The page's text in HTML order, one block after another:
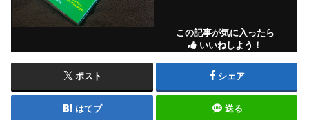
この記事が気に入ったら
いいねしよう！
ポスト シェア
はてブ 送る